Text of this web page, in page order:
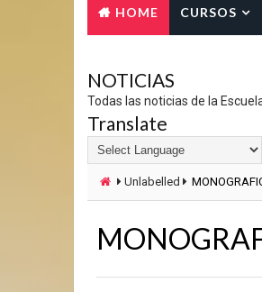
HOME CURSOS
NOTICIAS
Todas las noticias de la
Translate
Unlabelled